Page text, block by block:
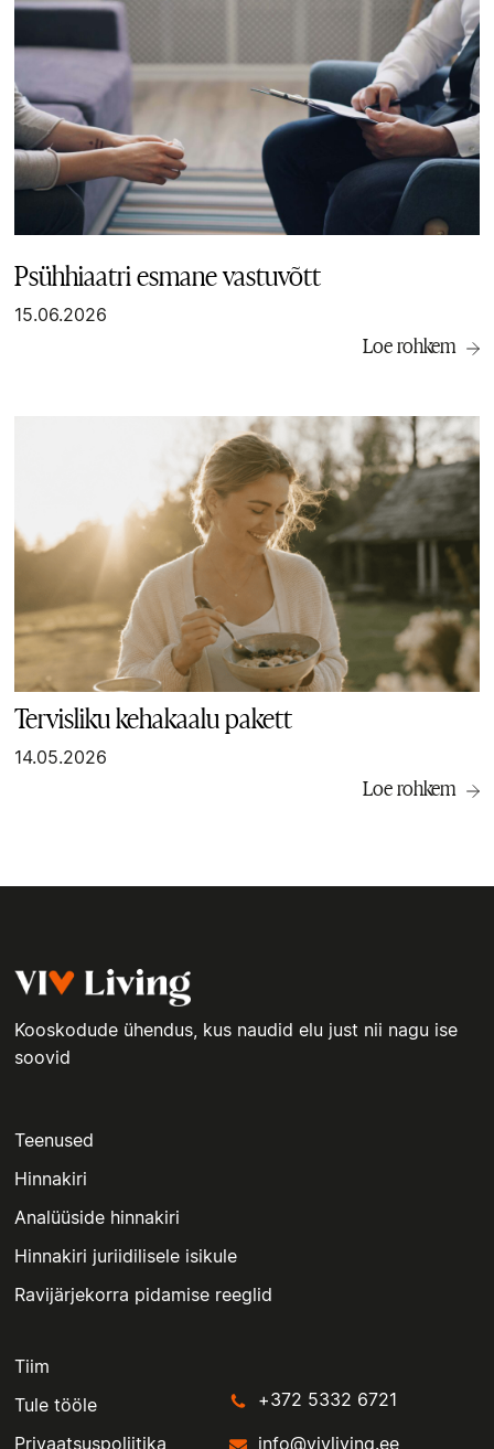
Psühhiaatri esmane vastuvõtt
15.06.2026
Loe rohkem
Tervisliku kehakaalu pakett
14.05.2026
Loe rohkem
Kooskodude ühendus, kus naudid elu just nii nagu ise
soovid
Teenused
Hinnakiri
Analüüside hinnakiri
Hinnakiri juriidilisele isikule
Ravijärjekorra pidamise reeglid
Tiim
Tule tööle
Privaatsuspoliitika
+372 5332 6721
info@vivliving.ee